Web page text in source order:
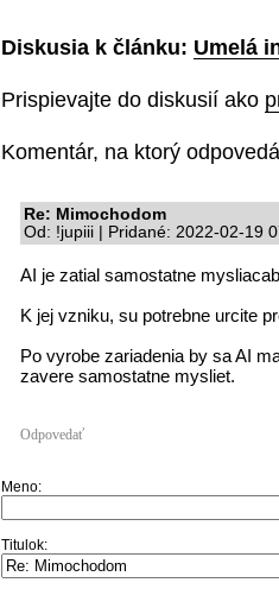
Diskusia k článku: Umelá
Prispievajte do diskusií ako
Komentár, na ktorý
Re: Mimochodom
Od: !jupiii | Pridané: 2022-02-19
AI je zatial samostatne
K jej vzniku, su potrebne urcite
Po vyrobe zariadenia by sa AI
zavere samostatne mysliet.
Odpovedať
Meno:
Titulok: